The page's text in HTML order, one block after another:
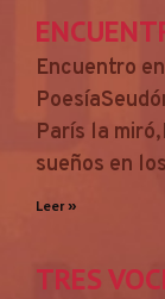
Encuentro
París la
sueños en
Leer »
TRES